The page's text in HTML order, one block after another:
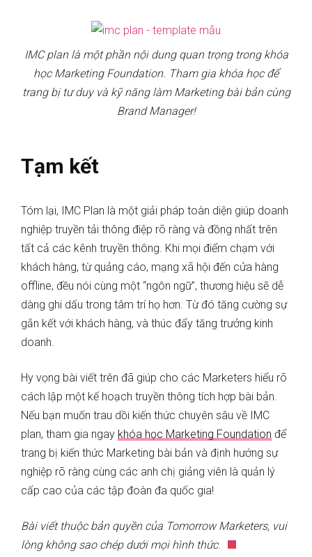
IMC plan là một phần nội dung quan trọng trong khóa
học Marketing Foundation. Tham gia khóa học để
trang bị tư duy và kỹ năng làm Marketing bài bản cùng
Brand Manager!
Tạm kết
Tóm lại, IMC Plan là một giải pháp toàn diện giúp doanh
nghiệp truyền tải thông điệp rõ ràng và đồng nhất trên
tất cả các kênh truyền thông. Khi mọi điểm chạm với
khách hàng, từ quảng cáo, mạng xã hội đến cửa hàng
offline, đều nói cùng một “ngôn ngữ”, thương hiệu sẽ dễ
dàng ghi dấu trong tâm trí họ hơn. Từ đó tăng cường sự
gắn kết với khách hàng, và thúc đẩy tăng trưởng kinh
doanh.
Hy vọng bài viết trên đã giúp cho các Marketers hiểu rõ
cách lập một kế hoạch truyền thông tích hợp bài bản.
Nếu bạn muốn trau dồi kiến thức chuyên sâu về IMC
plan, tham gia ngay khóa học Marketing Foundation để
trang bị kiến thức Marketing bài bản và định hướng sự
nghiệp rõ ràng cùng các anh chị giảng viên là quản lý
cấp cao của các tập đoàn đa quốc gia!
Bài viết thuộc bản quyền của Tomorrow Marketers, vui
lòng không sao chép dưới mọi hình thức.